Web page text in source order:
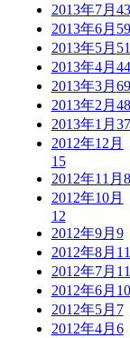
2013年7月 43
2013年6月 59
2013年5月 51
2013年4月 44
2013年3月 69
2013年2月 48
2013年1月 37
2012年12月
15
2012年11月 8
2012年10月
12
2012年9月 9
2012年8月 11
2012年7月 11
2012年6月 10
2012年5月 7
2012年4月 6